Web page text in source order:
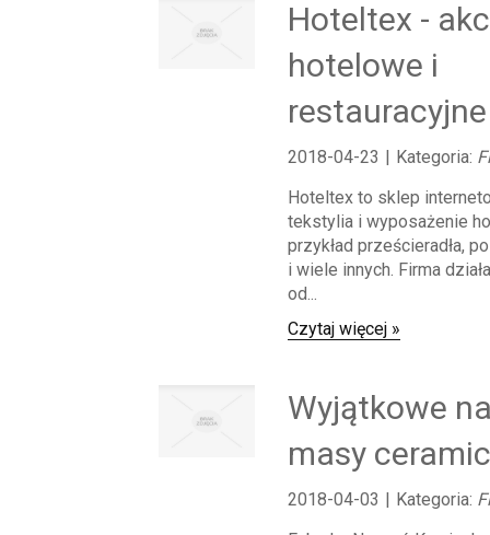
Hoteltex -
hotelowe i
restauracyjne
2018-04-23 | Kategoria:
Hoteltex to sklep
tekstylia i wyposażenie
przykład prześcieradła,
i wiele innych. Firma
od...
Czytaj więcej »
Wyjątkowe
masy
2018-04-03 | Kategoria: